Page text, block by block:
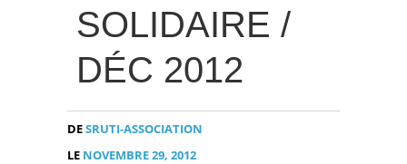
SOLIDAIRE /
DÉC 2012
DESRUTI-ASSOCIATION
LE NOVEMBRE 29, 2012